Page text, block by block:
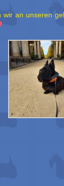
wir an unseren